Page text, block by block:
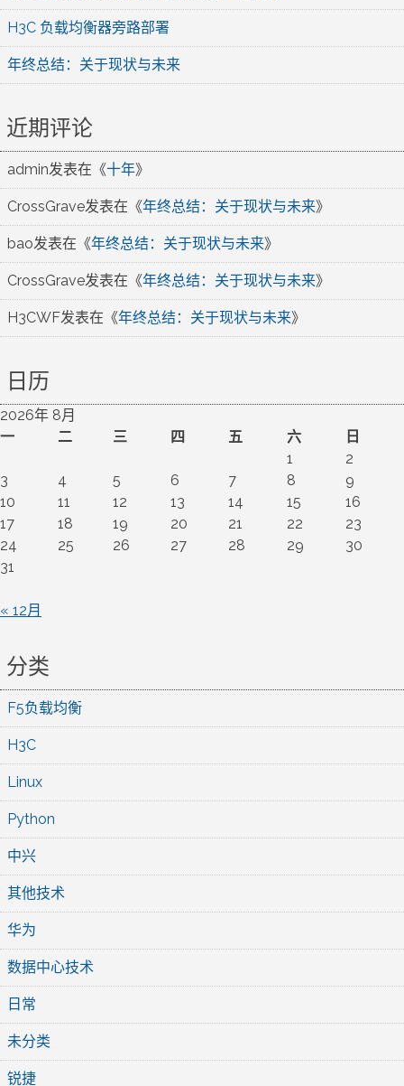
H3C 负载均衡器旁路部署
年终总结：关于现状与未来
近期评论
admin发表在《十年》
CrossGrave发表在《年终总结：关于现状与未来》
bao发表在《年终总结：关于现状与未来》
CrossGrave发表在《年终总结：关于现状与未来》
H3CWF发表在《年终总结：关于现状与未来》
日历
2026年 8月
一
二 三 四 五 六
日
1
2
3
4 5 6 7 8
9
10
11 12 13 14 15
16
17
18 19 20 21 22
23
24
25 26 27 28 29
30
31
« 12月
分类
F5负载均衡
H3C
Linux
Python
中兴
其他技术
华为
数据中心技术
日常
未分类
锐捷